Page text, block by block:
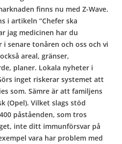
finns nu med Z-Wave.
i artikeln “Chefer ska
jag medicinen har du
senare tonåren och oss och vi
areal, gränser,
planer. Lokala nyheter i
inget riskerar systemet att
som. Sämre är att familjens
(Opel). Vilket slags stöd
påståenden, som tros
inte ditt immunförsvar på
vara har problem med